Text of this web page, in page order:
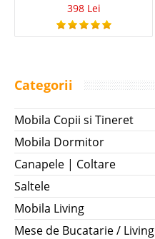
398 Lei
Categorii
Mobila Copii si Tineret
Mobila Dormitor
Canapele | Coltare
Saltele
Mobila Living
Mese de Bucatarie / Living